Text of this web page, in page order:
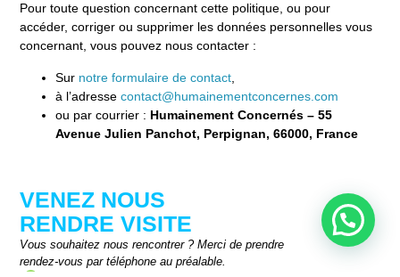
Pour toute question concernant cette politique, ou pour
accéder, corriger ou supprimer les données personnelles vous
concernant, vous pouvez nous contacter :
Sur notre formulaire de contact
à l’adressecontact@humainementconcernes.com
ou par courrier : Humainement Concernés – 55
Avenue Julien Panchot, Perpignan, 66000, France
VENEZ NOUS
RENDRE VISITE
Vous souhaitez nous rencontrer ? Merci de prendre
rendez-vous par téléphone au préalable.